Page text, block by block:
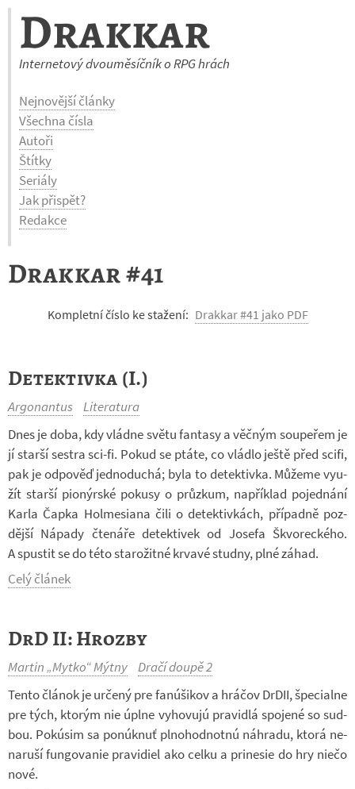
Drakkar
Internetový dvouměsíčník o RPG hrách
Nejnovější články
Všechna čísla
Autoři
Štítky
Seriály
Jak přispět?
Redakce
Drakkar #41
Kompletní číslo ke stažení: Drakkar #41 jako PDF
Detektivka (I.)
Argonantus
Literatura
Dnes je doba, kdy vládne světu fan­tasy a věč­ným sou­pe­řem je
jí starší sestra sci-​fi. Pokud se ptáte, co vládlo ještě před scifi,
pak je od­po­věď jed­no­du­chá; byla to de­tek­tivka. Mů­žeme vy­u­
žít starší pi­o­nýr­ské po­kusy o prů­zkum, na­pří­klad po­jed­nání
Karla Čapka Hol­me­si­ana čili o de­tek­tiv­kách, pří­padně poz­
dější Ná­pady čte­náře de­tek­ti­vek od Jo­sefa Škvo­rec­kého.
A spus­tit se do této sta­ro­žitné kr­vavé studny, plné záhad.
Celý článek
DrD II: Hrozby
Martin „Mytko“ Mýtny Dračí doupě 2
Tento člá­nok je ur­čený pre fa­n­ú­ši­kov a hrá­čov DrDII, špe­ci­alne
pre tých, kto­rým nie úplne vy­ho­vujú pra­vi­dlá spo­jené so sud­
bou. Po­k­ú­sim sa pon­úk­nuť pl­no­hod­notnú ná­hradu, ktorá ne­
na­ruší fun­go­va­nie pra­vi­diel ako celku a pri­ne­sie do hry niečo
nové.